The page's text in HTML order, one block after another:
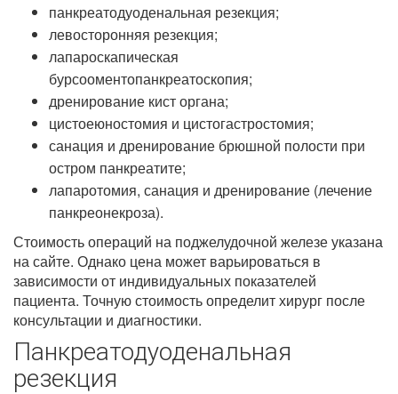
панкреатодуоденальная резекция;
левосторонняя резекция;
лапароскапическая
бурсооментопанкреатоскопия;
дренирование кист органа;
цистоеюностомия и цистогастростомия;
санация и дренирование брюшной полости при
остром панкреатите;
лапаротомия, санация и дренирование (лечение
панкреонекроза).
Стоимость операций на поджелудочной железе указана
на сайте. Однако цена может варьироваться в
зависимости от индивидуальных показателей
пациента. Точную стоимость определит хирург после
консультации и диагностики.
Панкреатодуоденальная
резекция